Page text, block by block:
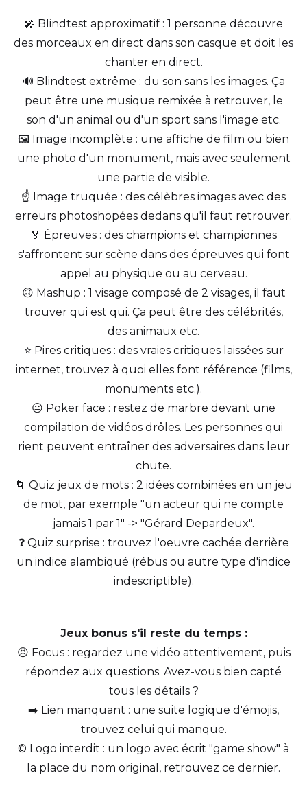
🎤 Blindtest approximatif : 1 personne découvre
des morceaux en direct dans son casque et doit les
chanter en direct.
🔊 Blindtest extrême : du son sans les images. Ça
peut être une musique remixée à retrouver, le
son d'un animal ou d'un sport sans l'image etc.
🖼️ Image incomplète : une affiche de film ou bien
une photo d'un monument, mais avec seulement
une partie de visible.
☝️ Image truquée : des célèbres images avec des
erreurs photoshopées dedans qu'il faut retrouver.
🏅 Épreuves : des champions et championnes
s'affrontent sur scène dans des épreuves qui font
appel au physique ou au cerveau.
🙃 Mashup : 1 visage composé de 2 visages, il faut
trouver qui est qui. Ça peut être des célébrités,
des animaux etc.
⭐ Pires critiques : des vraies critiques laissées sur
internet, trouvez à quoi elles font référence (films,
monuments etc.).
😐 Poker face : restez de marbre devant une
compilation de vidéos drôles. Les personnes qui
rient peuvent entraîner des adversaires dans leur
chute.
🌀 Quiz jeux de mots : 2 idées combinées en un jeu
de mot, par exemple "un acteur qui ne compte
jamais 1 par 1" -> "Gérard Depardeux".
❓ Quiz surprise : trouvez l'oeuvre cachée derrière
un indice alambiqué (rébus ou autre type d'indice
indescriptible).
Jeux bonus s'il reste du temps :
😣 Focus : regardez une vidéo attentivement, puis
répondez aux questions. Avez-vous bien capté
tous les détails ?
➡️ Lien manquant : une suite logique d'émojis,
trouvez celui qui manque.
©️ Logo interdit : un logo avec écrit "game show" à
la place du nom original, retrouvez ce dernier.